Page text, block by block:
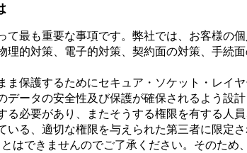
て最も重要な事項です。弊社では、お客様の
理的対策、電子的対策、契約面の対策、手続
保護するためにセキュア・ソケット・レイ
データの安全性及び保護が確保されるよう設
る必要があり、またそうする権限を有する人
いる、適切な権限を与えられた第三者に限定
はできませんのでご了承ください。そのため